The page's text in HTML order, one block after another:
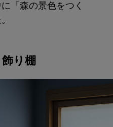
「森の景色をつく
り棚